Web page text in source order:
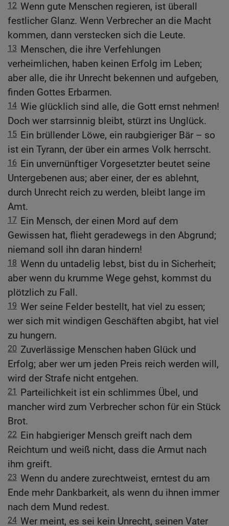
12 Wenn gute Menschen regieren, ist überall
festlicher Glanz. Wenn Verbrecher an die Macht
kommen, dann verstecken sich die Leute.
13 Menschen, die ihre Verfehlungen
verheimlichen, haben keinen Erfolg im Leben;
aber alle, die ihr Unrecht bekennen und aufgeben,
finden Gottes Erbarmen.
14 Wie glücklich sind alle, die Gott ernst nehmen!
Doch wer starrsinnig bleibt, stürzt ins Unglück.
15 Ein brüllender Löwe, ein raubgieriger Bär – so
ist ein Tyrann, der über ein armes Volk herrscht.
16 Ein unvernünftiger Vorgesetzter beutet seine
Untergebenen aus; aber einer, der es ablehnt,
durch Unrecht reich zu werden, bleibt lange im
Amt.
17 Ein Mensch, der einen Mord auf dem
Gewissen hat, flieht geradewegs in den Abgrund;
niemand soll ihn daran hindern!
18 Wenn du untadelig lebst, bist du in Sicherheit;
aber wenn du krumme Wege gehst, kommst du
plötzlich zu Fall.
19 Wer seine Felder bestellt, hat viel zu essen;
wer sich mit windigen Geschäften abgibt, hat viel
zu hungern.
20 Zuverlässige Menschen haben Glück und
Erfolg; aber wer um jeden Preis reich werden will,
wird der Strafe nicht entgehen.
21
Parteilichkeit ist ein schlimmes Übel, und
mancher wird zum Verbrecher schon für ein Stück
Brot.
22 Ein habgieriger Mensch greift nach dem
Reichtum und weiß nicht, dass die Armut nach
ihm greift.
23 Wenn du andere zurechtweist, erntest du am
Ende mehr Dankbarkeit, als wenn du ihnen immer
nach dem Mund redest.
24 Wer meint, es sei kein Unrecht, seinen Vater